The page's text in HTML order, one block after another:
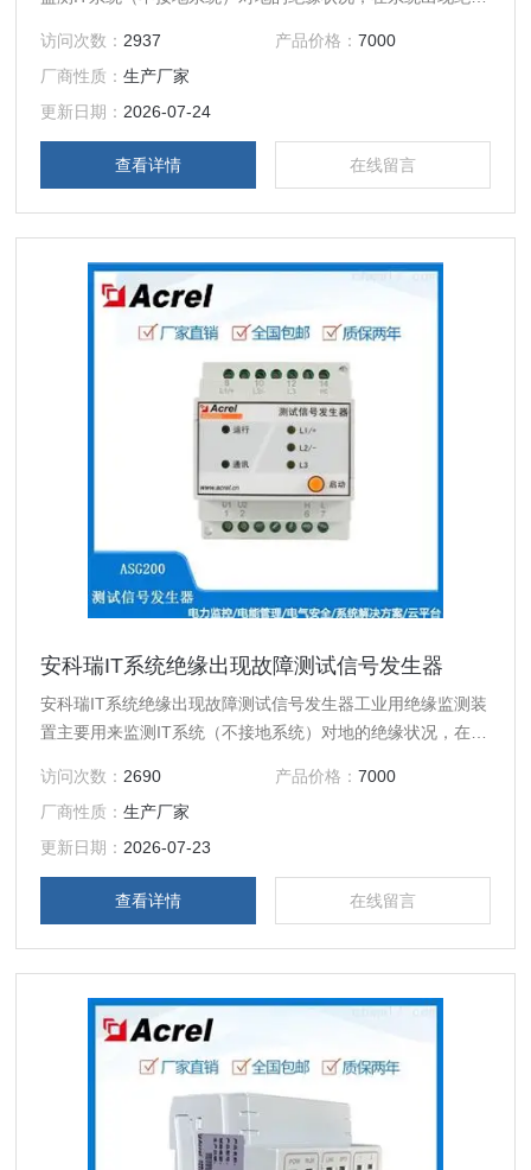
访问次数： 2937 产品价格： 7000
厂商性质：生产厂家
更新日期： 2026-07-24
查看详情 在线留言
安科瑞IT系统绝缘出现故障测试信号发生器
安科瑞IT系统绝缘出现故障测试信号发生器工业用绝缘监测装
置主要用来监测IT系统（不接地系统）对地的绝缘状况，在系
排查。适用于工业领域如：电解铝、矿井、玻璃厂、电炉和试
验设备、冶金厂、化工厂、爆zha危险场所、计算机中心及应
急电源等的交、直流不接地系统中。
访问次数： 2690 产品价格： 7000
厂商性质：生产厂家
更新日期： 2026-07-23
查看详情 在线留言